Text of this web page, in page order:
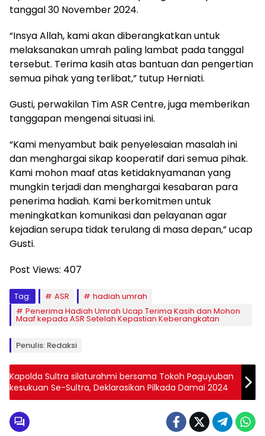
tanggal 30 November 2024.
“Insya Allah, kami akan diberangkatkan untuk
melaksanakan umrah paling lambat pada tanggal
tersebut. Terima kasih atas bantuan dan pengertian
semua pihak yang terlibat,” tutup Herniati.
Gusti, perwakilan Tim ASR Centre, juga memberikan
tanggapan mengenai situasi ini.
“Kami menyambut baik penyelesaian masalah ini
dan menghargai sikap kooperatif dari semua pihak.
Kami mohon maaf atas ketidaknyamanan yang
mungkin terjadi dan menghargai kesabaran para
penerima hadiah. Kami berkomitmen untuk
meningkatkan komunikasi dan pelayanan agar
kejadian serupa tidak terulang di masa depan,” ucap
Gusti.
Post Views: 407
Tag: ASR
hadiah umrah
Penerima Hadiah Umrah Ucap Terima Kasih dan Mohon
Maaf kepada ASR Setelah Kepastian Keberangkatan
Penulis: Redaksi
Kapolda Sultra silaturahmi bersama Tokoh Paguyuban
kesukuan Se-Sultra, Deklarasikan Pilkada Damai 2024